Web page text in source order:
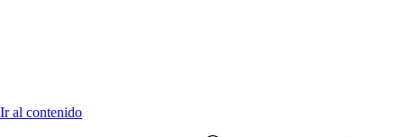
Ir al contenido